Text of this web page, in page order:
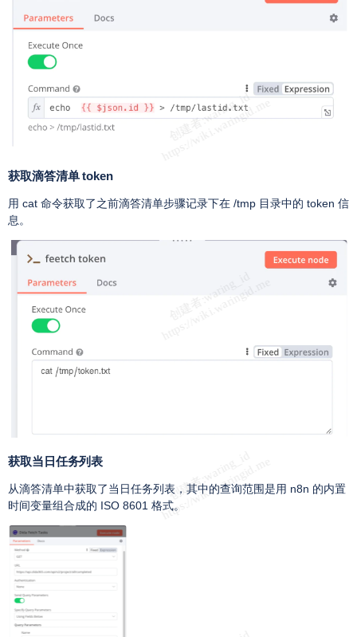
获取滴答清单 token
用 cat 命令获取了之前滴答清单步骤记录下在 /tmp 目录中的 token 信
息。
获取当日任务列表
从滴答清单中获取了当日任务列表，其中的查询范围是用 n8n 的内置
时间变量组合成的 ISO 8601 格式。